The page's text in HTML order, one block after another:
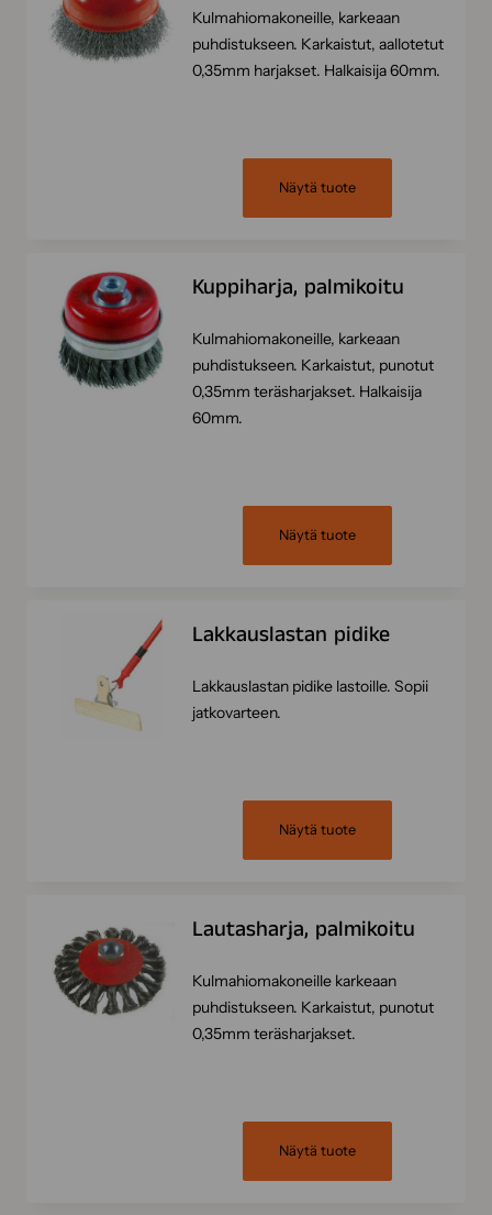
Kulmahiomakoneille, karkeaan
puhdistukseen. Karkaistut, aallotetut
0,35mm harjakset. Halkaisija 60mm.
Näytä tuote
Kuppiharja, palmikoitu
Kulmahiomakoneille, karkeaan
puhdistukseen. Karkaistut, punotut
0,35mm teräsharjakset. Halkaisija
60mm.
Näytä tuote
Lakkauslastan pidike
Lakkauslastan pidike lastoille. Sopii
jatkovarteen.
Näytä tuote
Lautasharja, palmikoitu
Kulmahiomakoneille karkeaan
puhdistukseen. Karkaistut, punotut
0,35mm teräsharjakset.
Näytä tuote